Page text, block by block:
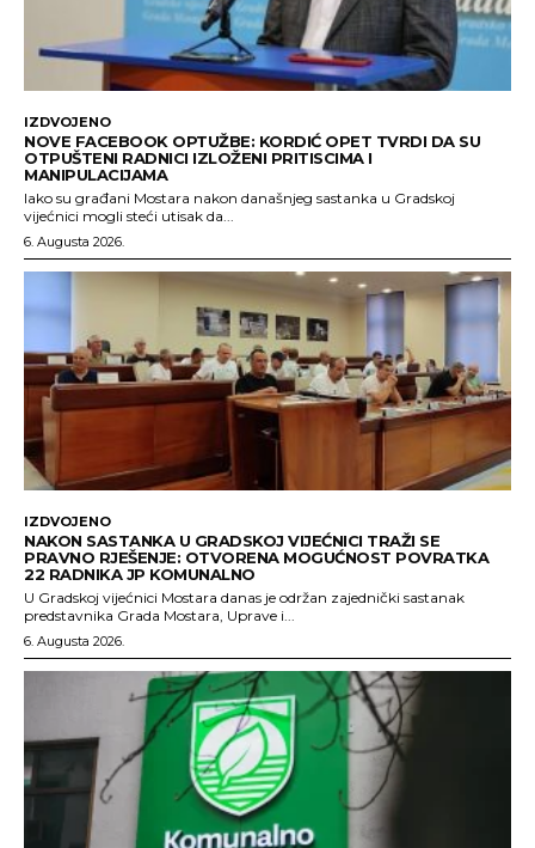
IZDVOJENO
NOVE FACEBOOK OPTUŽBE: KORDIĆ OPET TVRDI DA SU
OTPUŠTENI RADNICI IZLOŽENI PRITISCIMA I
MANIPULACIJAMA
Iako su građani Mostara nakon današnjeg sastanka u Gradskoj
vijećnici mogli steći utisak da...
6. Augusta 2026.
IZDVOJENO
NAKON SASTANKA U GRADSKOJ VIJEĆNICI TRAŽI SE
PRAVNO RJEŠENJE: OTVORENA MOGUĆNOST POVRATKA
22 RADNIKA JP KOMUNALNO
U Gradskoj vijećnici Mostara danas je održan zajednički sastanak
predstavnika Grada Mostara, Uprave i...
6. Augusta 2026.